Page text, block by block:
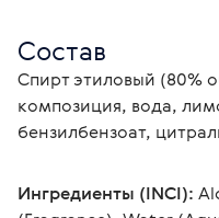
Состав
Спирт этиловый (80%
композиция, вода,
бензилбензоат,
Ингредиенты (INCI):